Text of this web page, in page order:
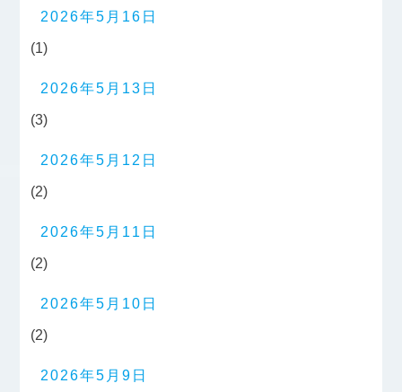
2026年5月16日
(1)
2026年5月13日
(3)
2026年5月12日
(2)
2026年5月11日
(2)
2026年5月10日
(2)
2026年5月9日